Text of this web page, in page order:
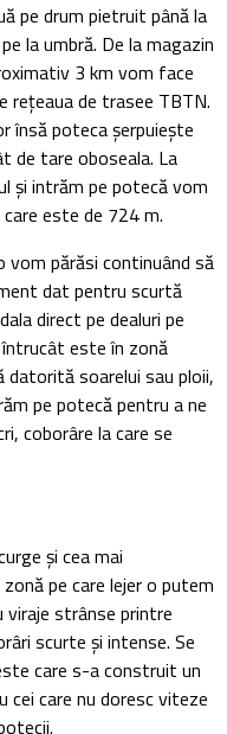
pe drum pietruit până la
la umbră. De la magazin
3 km vom face
reţeaua de trasee TBTN.
însă poteca şerpuieşte
de tare oboseala. La
şi intrăm pe potecă vom
este de 724 m.
vom părăsi continuând să
dat pentru scurtă
direct pe dealuri pe
întrucât este în zonă
soarelui sau ploii,
pe potecă pentru a ne
coborâre la care se
şi cea mai
pe care lejer o putem
viraje strânse printre
scurte şi intense. Se
care s-a construit un
cei care nu doresc viteze